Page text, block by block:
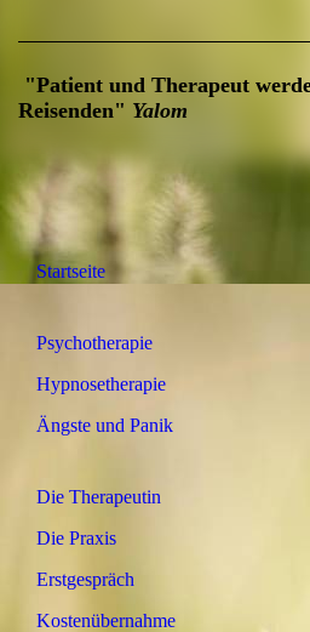
"Patient und Therapeut
Reisenden" Yalom
Startseite
Psychotherapie
Hypnosetherapie
Ängste und Panik
Die Therapeutin
Die Praxis
Erstgespräch
Kostenübernahme